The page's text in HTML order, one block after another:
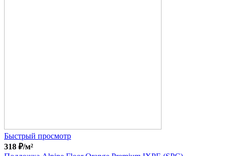
Быстрый просмотр
318 ₽/м²